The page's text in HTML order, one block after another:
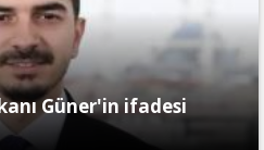
Güner'in ifadesi